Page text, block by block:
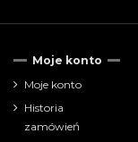
Moje konto
Moje konto
Historia
zamówień